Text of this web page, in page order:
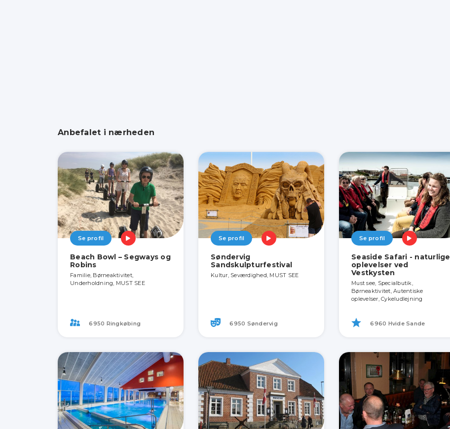
Anbefalet i nærheden
Se profil
Beach Bowl – Segways og
Robins
Familie, Børneaktivitet,
Underholdning, MUST SEE
6950 Ringkøbing
Se profil
Søndervig
Sandskulpturfestival
Kultur, Seværdighed, MUST SEE
6950 Søndervig
Se profil
Seaside Safari - naturlige
oplevelser ved
Vestkysten
Must see, Specialbutik,
Børneaktivitet, Autentiske
oplevelser, Cykeludlejning
6960 Hvide Sande